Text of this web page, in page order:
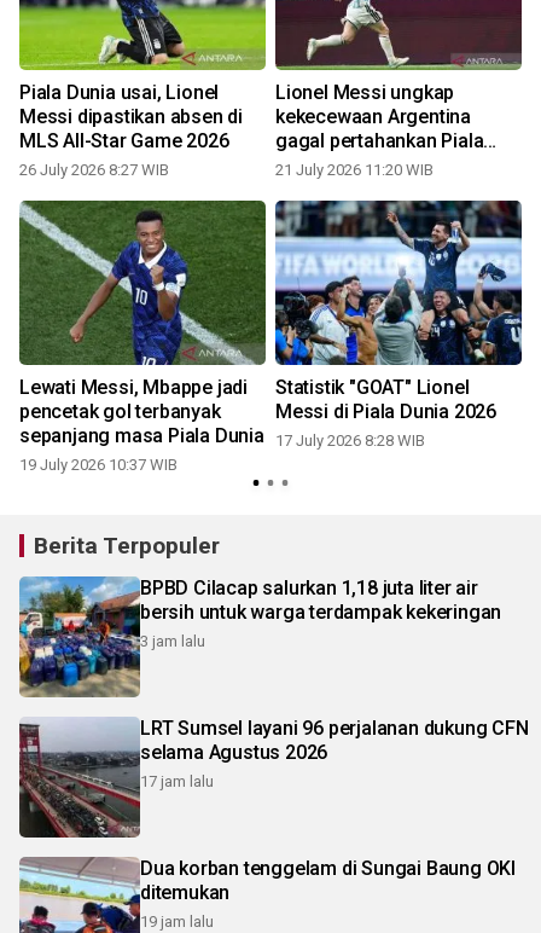
Piala Dunia usai, Lionel
Messi dipastikan absen di
MLS All-Star Game 2026
26 July 2026 8:27 WIB
Lionel Messi ungkap
kekecewaan Argentina
gagal pertahankan Piala
Dunia
21 July 2026 11:20 WIB
Lewati Messi, Mbappe jadi
pencetak gol terbanyak
sepanjang masa Piala Dunia
19 July 2026 10:37 WIB
Statistik "GOAT" Lionel
Messi di Piala Dunia 2026
17 July 2026 8:28 WIB
Berita Terpopuler
BPBD Cilacap salurkan 1,18 juta liter air
bersih untuk warga terdampak kekeringan
3 jam lalu
LRT Sumsel layani 96 perjalanan dukung CFN
selama Agustus 2026
17 jam lalu
Dua korban tenggelam di Sungai Baung OKI
ditemukan
19 jam lalu